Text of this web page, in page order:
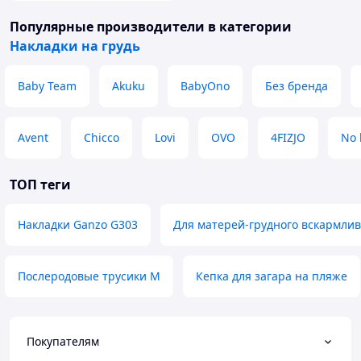
Популярные производители в категории
Накладки на грудь
Baby Team Akuku BabyOno Без бренда
Avent Chicco Lovi OVO 4FIZJO No
ТОП теги
Накладки Ganzo G303 Для матерей-грудного
Послеродовые трусики M Кепка для загара на пляже
Покупателям